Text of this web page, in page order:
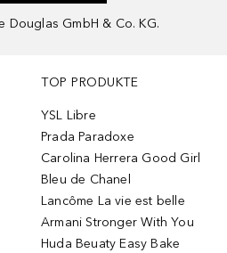
Douglas GmbH & Co. KG.
TOP PRODUKTE
YSL Libre
Prada Paradoxe
Carolina Herrera Good Girl
Bleu de Chanel
Lancôme La vie est belle
Armani Stronger With You
Huda Beuaty Easy Bake